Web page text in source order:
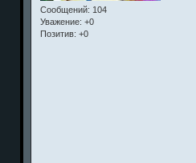
Сообщений: 104
Уважение: +0
Позитив: +0